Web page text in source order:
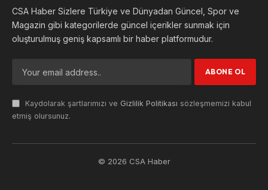
CSA Haber Sizlere Türkiye ve Dünyadan Güncel, Spor ve
Magazin gibi kategorilerde güncel içerikler sunmak için
oluşturulmuş geniş kapsamlı bir haber platformudur.
Kaydolarak şartlarımızı ve Gizlilik Politikası sözleşmemizi kabul
etmiş olursunuz.
© 2026 CSA Haber